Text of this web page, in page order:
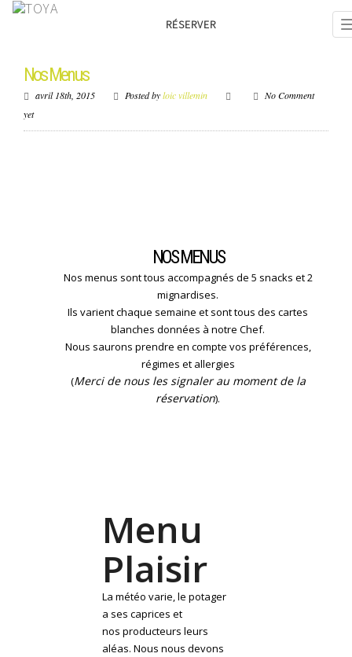
RÉSERVER
Nos Menus
avril 18th, 2015 Posted byloic villemin
No Comment
yet
NOS MENUS
Nos menus sont tous accompagnés de 5 snacks et 2
mignardises.
Ils varient chaque semaine et sont tous des cartes
blanches données à notre Chef.
Nous saurons prendre en compte vos préférences,
régimes et allergies
(Merci de nous les signaler au moment de la
réservation).
Menu
Plaisir
La météo varie, le potager
a ses caprices et
nos producteurs leurs
aléas. Nous nous devons